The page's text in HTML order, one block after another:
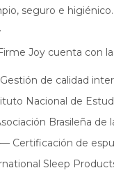
seguro e
Joy cuenta con
de calidad
Nacional de
Brasileña de
Certificación de
Sleep